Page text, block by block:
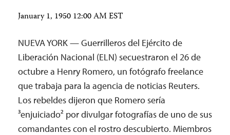
January 1, 1950 12:00 AM EST
NUEVA YORK — Guerrilleros del Ejército de
Liberación Nacional (ELN) secuestraron el 26 de
octubre a Henry Romero, un fotógrafo freelance
que trabaja para la agencia de noticias Reuters.
Los rebeldes dijeron que Romero sería
³enjuiciado² por divulgar fotografías de uno de sus
comandantes con el rostro descubierto. Miembros